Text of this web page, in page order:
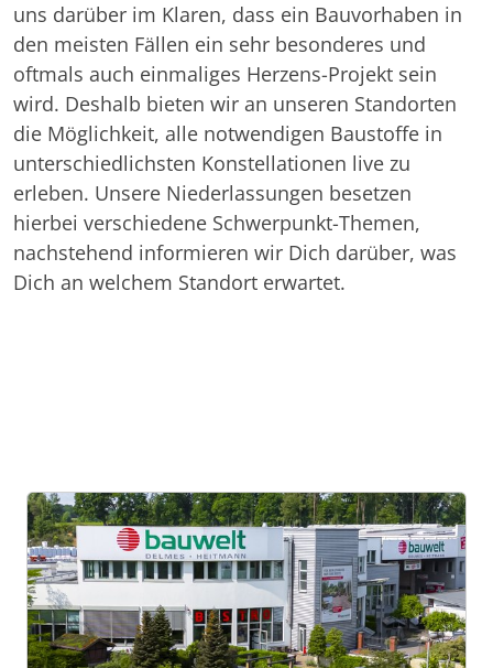
uns darüber im Klaren, dass ein Bauvorhaben in
den meisten Fällen ein sehr besonderes und
oftmals auch einmaliges Herzens-Projekt sein
wird. Deshalb bieten wir an unseren Standorten
die Möglichkeit, alle notwendigen Baustoffe in
unterschiedlichsten Konstellationen live zu
erleben. Unsere Niederlassungen besetzen
hierbei verschiedene Schwerpunkt-Themen,
nachstehend informieren wir Dich darüber, was
Dich an welchem Standort erwartet.